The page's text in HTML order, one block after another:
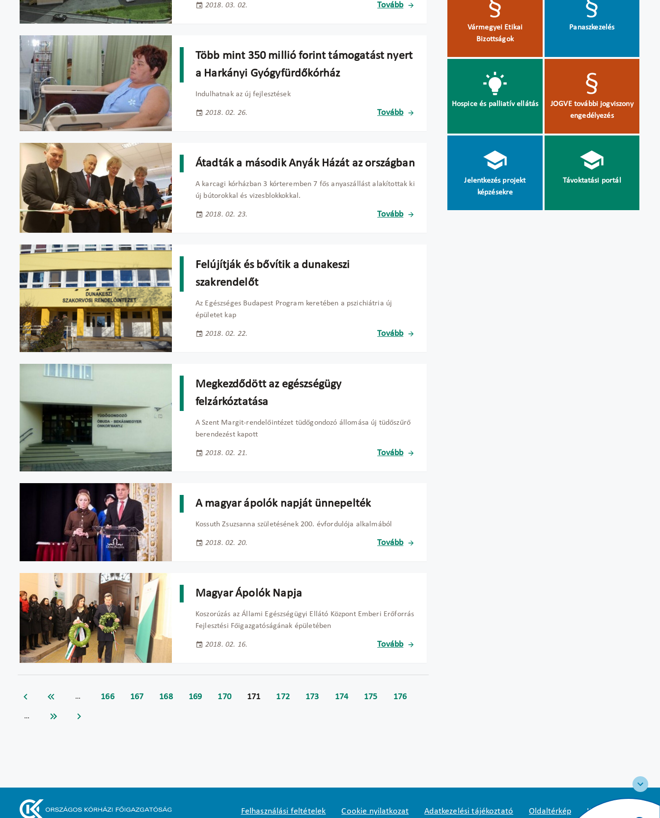
2018. 03. 02. Tovább
Több mint 350 millió forint támogatást nyert
a Harkányi Gyógyfürdőkórház
Indulhatnak az új fejlesztések
2018. 02. 26. Tovább
Átadták a második Anyák Házát az országban
A karcagi kórházban 3 kórteremben 7 fős anyaszállást alakítottak ki
új bútorokkal és vizesblokkokkal.
2018. 02. 23. Tovább
Felújítják és bővítik a dunakeszi
szakrendelőt
Az Egészséges Budapest Program keretében a pszichiátria új
épületet kap
2018. 02. 22. Tovább
Megkezdődött az egészségügy
felzárkóztatása
A Szent Margit-rendelőintézet tüdőgondozó állomása új tüdőszűrő
berendezést kapott
2018. 02. 21. Tovább
A magyar ápolók napját ünnepelték
Kossuth Zsuzsanna születésének 200. évfordulója alkalmából
2018. 02. 20. Tovább
Magyar Ápolók Napja
Koszorúzás az Állami Egészségügyi Ellátó Központ Emberi Erőforrás
Fejlesztési Főigazgatóságának épületében
2018. 02. 16. Tovább
… 166 167 168 169 170 171 172 173 174 175 176
…
Vármegyei Etikai
Bizottságok
Panaszkezelés
Hospice és palliatív ellátás
JOGVE további jogviszony
engedélyezés
Jelentkezés projekt
képzésekre
Távoktatási portál
Felhasználási feltételek Cookie nyilatkozat Adatkezelési tájékoztató Oldaltérkép Közadatkereső